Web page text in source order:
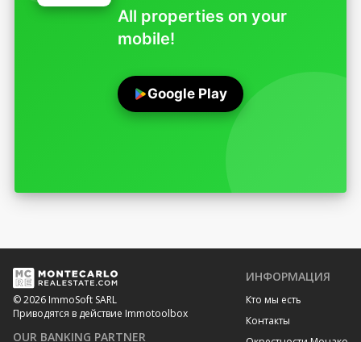
All properties on your
mobile!
Google Play
© 2026 ImmoSoft SARL
Приводятся в действие Immotoolbox
OUR BANKING PARTNER
ИНФОРМАЦИЯ
Кто мы есть
Контакты